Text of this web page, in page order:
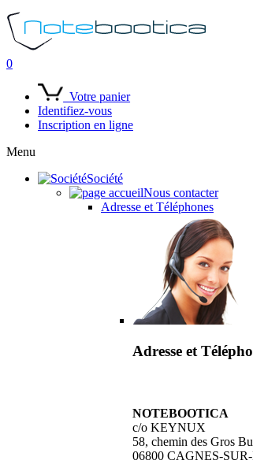
0
Votre panier
Identifiez-vous
Inscription en ligne
Menu
Société
Nous contacter
Adresse et Téléphones
Adresse et
NOTEBOOTICA
c/o KEYNUX
58, chemin des Gros
06800 CAGNES-